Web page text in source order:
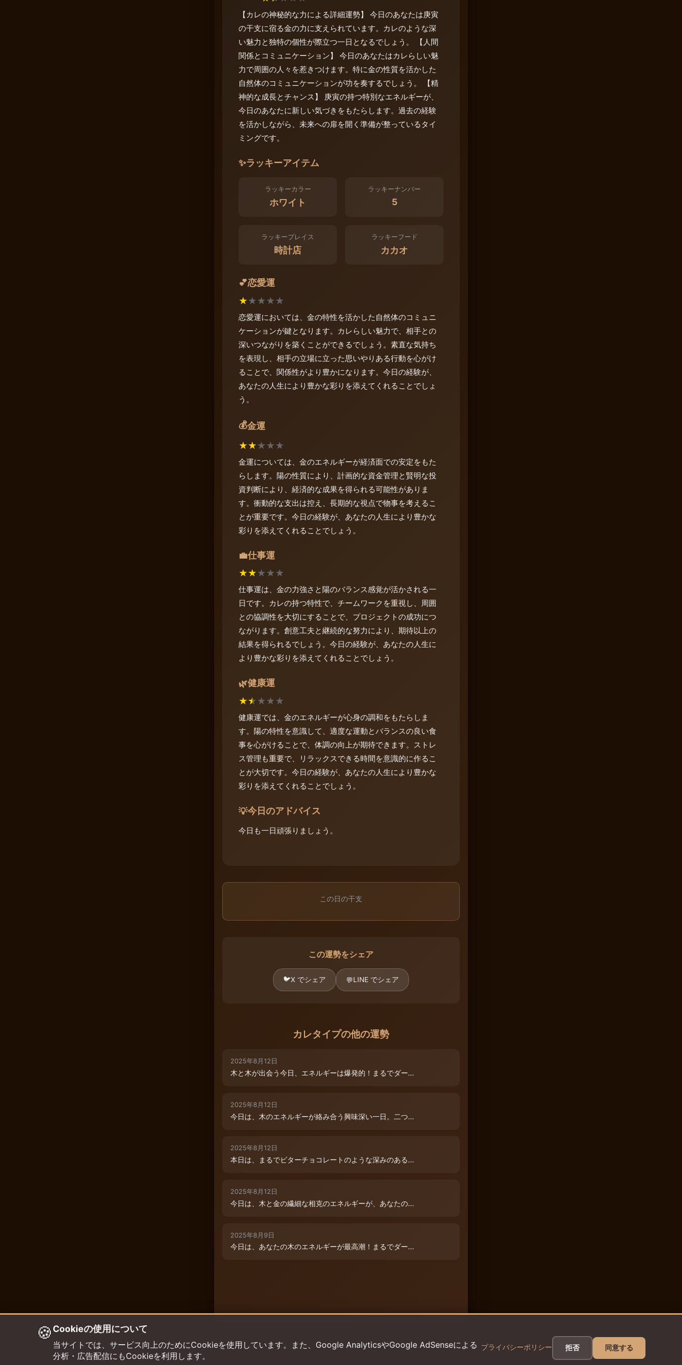
【カレの神秘的な力による詳細運勢】 今日のあなたは庚寅
の干支に宿る金の力に支えられています。カレのような深
い魅力と独特の個性が際立つ一日となるでしょう。 【人間
関係とコミュニケーション】 今日のあなたはカレらしい魅
力で周囲の人々を惹きつけます。特に金の性質を活かした
自然体のコミュニケーションが功を奏するでしょう。 【精
神的な成長とチャンス】 庚寅の持つ特別なエネルギーが、
今日のあなたに新しい気づきをもたらします。過去の経験
を活かしながら、未来への扉を開く準備が整っているタイ
ミングです。
✨ラッキーアイテム
ラッキーカラー
ホワイト
ラッキーナンバー
5
ラッキープレイス
時計店
ラッキーフード
カカオ
💕恋愛運
★★★★★
恋愛運においては、金の特性を活かした自然体のコミュニ
ケーションが鍵となります。カレらしい魅力で、相手との
深いつながりを築くことができるでしょう。素直な気持ち
を表現し、相手の立場に立った思いやりある行動を心がけ
ることで、関係性がより豊かになります。今日の経験が、
あなたの人生により豊かな彩りを添えてくれることでしょ
う。
💰金運
★★★★★
金運については、金のエネルギーが経済面での安定をもた
らします。陽の性質により、計画的な資金管理と賢明な投
資判断により、経済的な成果を得られる可能性がありま
す。衝動的な支出は控え、長期的な視点で物事を考えるこ
とが重要です。今日の経験が、あなたの人生により豊かな
彩りを添えてくれることでしょう。
💼仕事運
★★★★★
仕事運は、金の力強さと陽のバランス感覚が活かされる一
日です。カレの持つ特性で、チームワークを重視し、周囲
との協調性を大切にすることで、プロジェクトの成功につ
ながります。創意工夫と継続的な努力により、期待以上の
結果を得られるでしょう。今日の経験が、あなたの人生に
より豊かな彩りを添えてくれることでしょう。
🌿健康運
★★★★★
健康運では、金のエネルギーが心身の調和をもたらしま
す。陽の特性を意識して、適度な運動とバランスの良い食
事を心がけることで、体調の向上が期待できます。ストレ
ス管理も重要で、リラックスできる時間を意識的に作るこ
とが大切です。今日の経験が、あなたの人生により豊かな
彩りを添えてくれることでしょう。
💡今日のアドバイス
今日も一日頑張りましょう。
この日の干支
この運勢をシェア
🐦X でシェア 💬LINE でシェア
カレタイプの他の運勢
2025年8月12日
木と木が出会う今日、エネルギーは爆発的！まるでダー...
2025年8月12日
今日は、木のエネルギーが絡み合う興味深い一日。二つ...
2025年8月12日
本日は、まるでビターチョコレートのような深みのある...
2025年8月12日
今日は、木と金の繊細な相克のエネルギーが、あなたの...
2025年8月9日
今日は、あなたの木のエネルギーが最高潮！まるでダー...
🍪 Cookieの使用について
当サイトでは、サービス向上のためにCookieを使用しています。また、Google AnalyticsやGoogle AdSenseによる
分析・広告配信にもCookieを利用します。
プライバシーポリシー 拒否 同意する